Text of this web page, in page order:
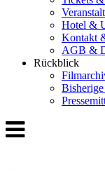
Hotel &
Kontakt
AGB &
Rückblick